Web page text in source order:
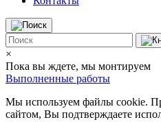
×
Пока вы ждете, мы монтируем
Выполненные работы
Мы используем файлы cookie.
сайтом, Вы подтверждаете